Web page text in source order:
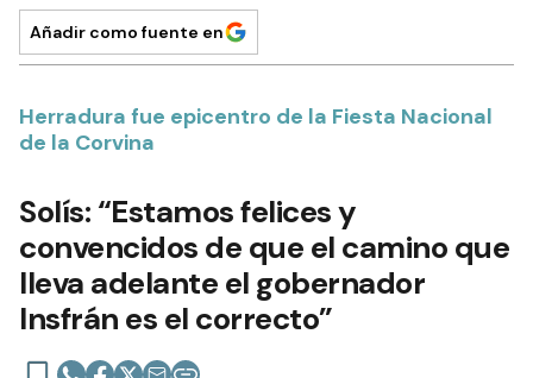
Añadir como fuente en
Herradura fue epicentro de la Fiesta Nacional
de la Corvina
Solís: “Estamos felices y
convencidos de que el camino que
lleva adelante el gobernador
Insfrán es el correcto”